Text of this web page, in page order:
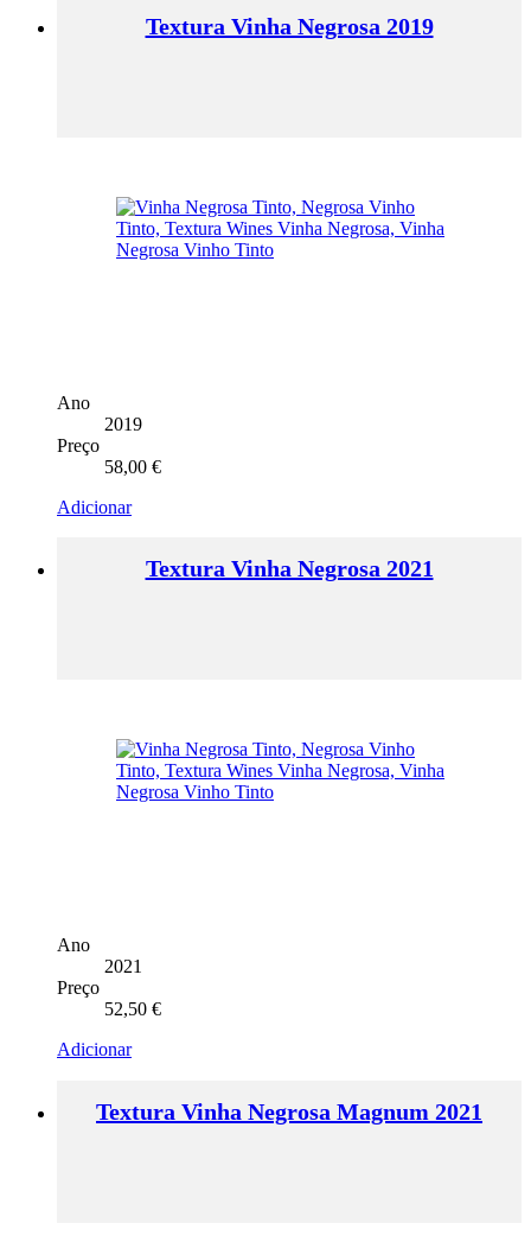
Textura Vinha Negrosa 2019
Ano
2019
Preço
58,00 €
Adicionar
Textura Vinha Negrosa 2021
Ano
2021
Preço
52,50 €
Adicionar
Textura Vinha Negrosa Magnum 2021